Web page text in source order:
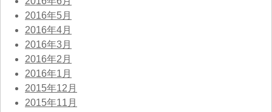
2016年5月
2016年4月
2016年3月
2016年2月
2016年1月
2015年12月
2015年11月